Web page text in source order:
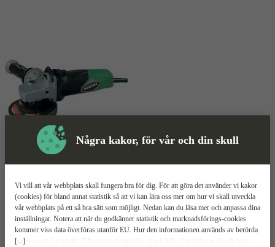
Några kakor, för vår och din skull
[...]
Vi vill att vår webbplats skall fungera bra för dig. För att göra det använder vi kakor
(cookies) för bland annat statistik så att vi kan lära oss mer om hur vi skall utveckla
vår webbplats på ett så bra sätt som möjligt. Nedan kan du läsa mer och anpassa dina
inställningar. Notera att när du godkänner statistik och marknadsförings-cookies
kommer viss data överföras utanför EU. Hur den informationen används av berörda
bolag vet vi inte exakt. Till exempel uppfyller inte USA:s lagstiftning alla de krav
Vinkelslip Mer information